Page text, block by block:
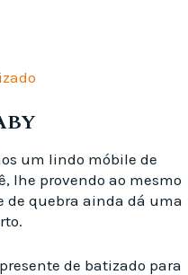
um lindo móbile de
lhe provendo ao mesmo
quebra ainda dá uma
de batizado para